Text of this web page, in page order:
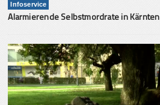
Infoservice
Alarmierende Selbstmordrate in Kärnten